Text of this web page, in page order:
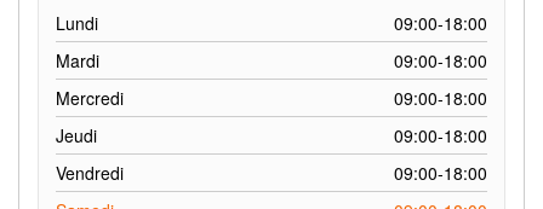
Lundi
09:00-18:00
Mardi
09:00-18:00
Mercredi
09:00-18:00
Jeudi
09:00-18:00
Vendredi
09:00-18:00